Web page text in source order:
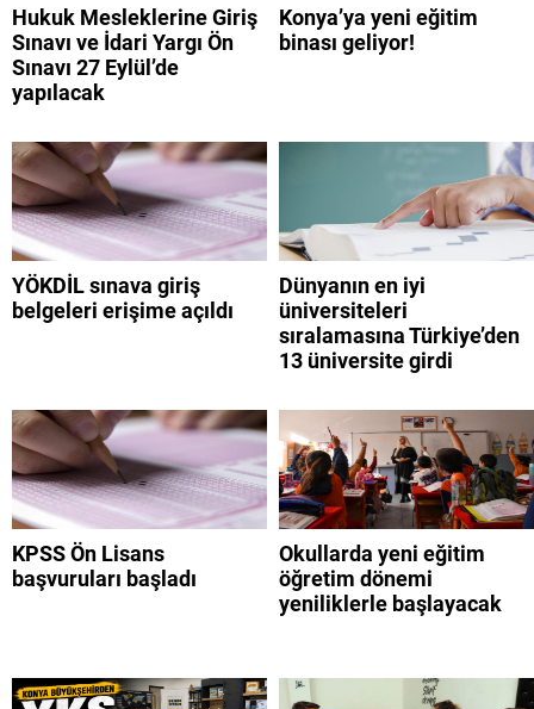
Hukuk Mesleklerine Giriş
Sınavı ve İdari Yargı Ön
Sınavı 27 Eylül’de
yapılacak
Konya’ya yeni eğitim
binası geliyor!
YÖKDİL sınava giriş
belgeleri erişime açıldı
Dünyanın en iyi
üniversiteleri
sıralamasına Türkiye’den
13 üniversite girdi
KPSS Ön Lisans
başvuruları başladı
Okullarda yeni eğitim
öğretim dönemi
yeniliklerle başlayacak